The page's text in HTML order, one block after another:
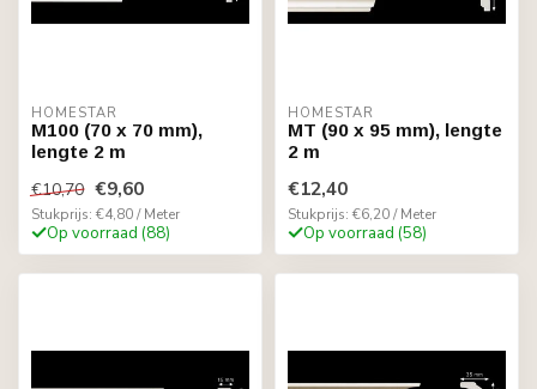
HOMESTAR
M100 (70 x 70 mm),
lengte 2 m
€10,70 €9,60
Stukprijs: €4,80 / Meter
Op voorraad (88)
HOMESTAR
MT (90 x 95 mm), lengte
2 m
€12,40
Stukprijs: €6,20 / Meter
Op voorraad (58)